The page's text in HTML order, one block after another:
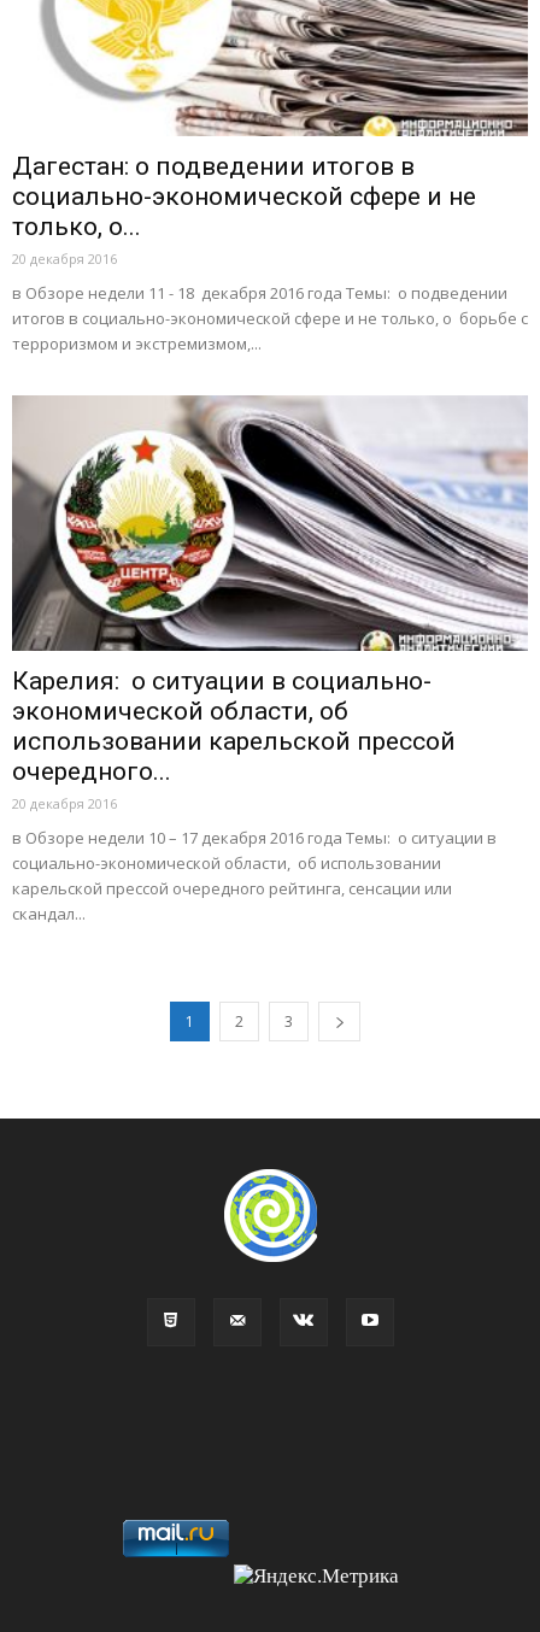
Дагестан: о подведении итогов в
социально-экономической сфере и не
только, о...
20 декабря 2016
в Обзоре недели 11 - 18 декабря 2016 года Темы: о подведении
итогов в социально-экономической сфере и не только, о борьбе с
терроризмом и экстремизмом,...
Карелия: о ситуации в социально-
экономической области, об
использовании карельской прессой
очередного...
20 декабря 2016
в Обзоре недели 10 – 17 декабря 2016 года Темы: о ситуации в
социально-экономической области, об использовании
карельской прессой очередного рейтинга, сенсации или
скандал...
1 2 3